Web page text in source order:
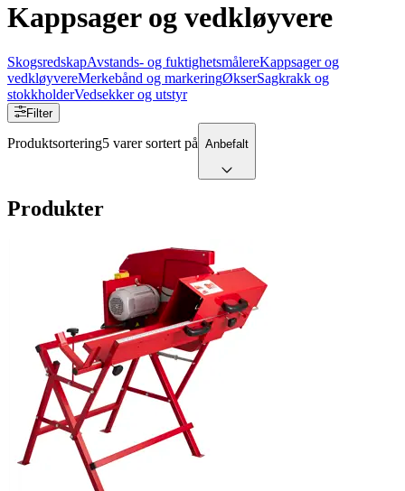
Kappsager og vedkløyvere
SkogsredskapAvstands- og fuktighetsmålereKappsager og
vedkløyvereMerkebånd og markeringØkserSagkrakk og
stokkholderVedsekker og utstyr
Filter
Produktsortering5 varer sortert på Anbefalt
Produkter